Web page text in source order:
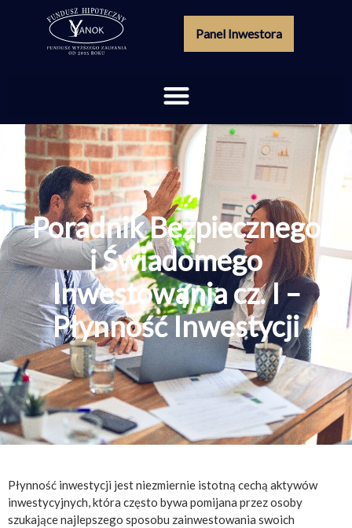
Panel Inwestora
Poradnik Bezpiecznego
i Świadomego
Inwestowania cz. I –
Płynność Inwestycji
Płynność inwestycji jest niezmiernie istotną cechą aktywów
inwestycyjnych, która często bywa pomijana przez osoby
szukające najlepszego sposobu zainwestowania swoich